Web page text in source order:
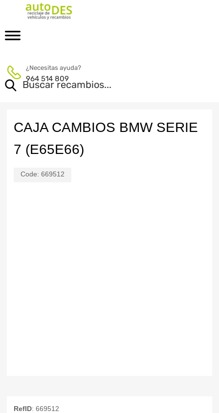
¿Necesitas ayuda?
964 514 809
CAJA CAMBIOS BMW SERIE
7 (E65E66)
Code: 669512
RefID: 669512